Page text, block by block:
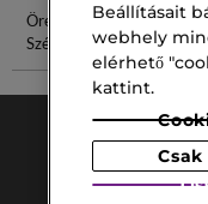
Öregedésgátló
Szérum
Spray
Beállításait
webhely
elérhető
kattint.